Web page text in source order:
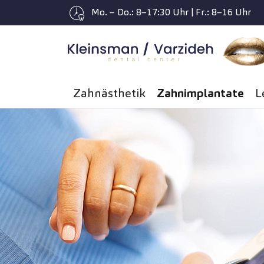
Mo. – Do.: 8–17:30 Uhr | Fr.: 8–16 Uhr
Zahnästhetik Zahnimplantate